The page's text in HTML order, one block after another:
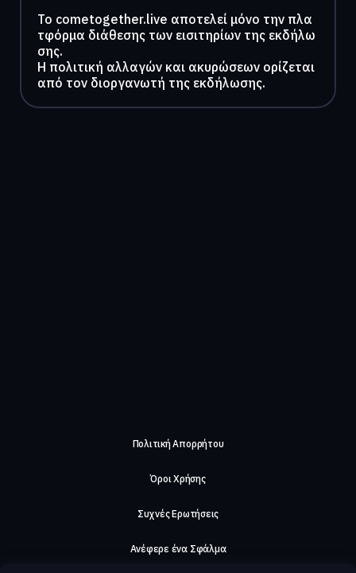
To cometogether.live αποτελεί μόνο την πλα
τφόρμα διάθεσης των εισιτηρίων της εκδήλω
σης.
Η πολιτική αλλαγών και ακυρώσεων ορίζεται
από τον διοργανωτή της εκδήλωσης.
Πολιτική Απορρήτου
Όροι Χρήσης
Συχνές Ερωτήσεις
Ανέφερε ένα Σφάλμα